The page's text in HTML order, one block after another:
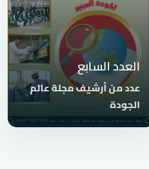
العدد السابع
عدد من أرشيف مجلة عالم
الجودة